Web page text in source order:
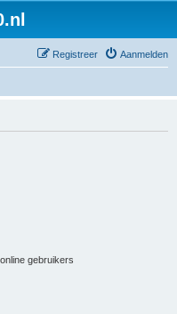
Aanmelden
Registreer
gebruikers